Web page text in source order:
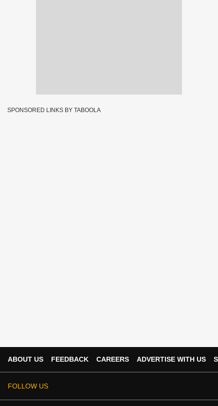
SPONSORED LINKS BY TABOOLA
ABOUT US FEEDBACK CAREERS ADVERTISE WITH US
FOLLOW US